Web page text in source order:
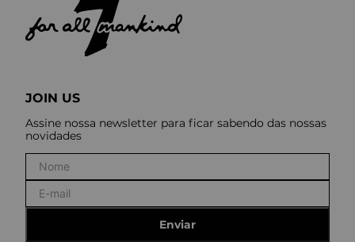
JOIN US
Assine nossa newsletter para ficar sabendo das nossas
novidades
Enviar